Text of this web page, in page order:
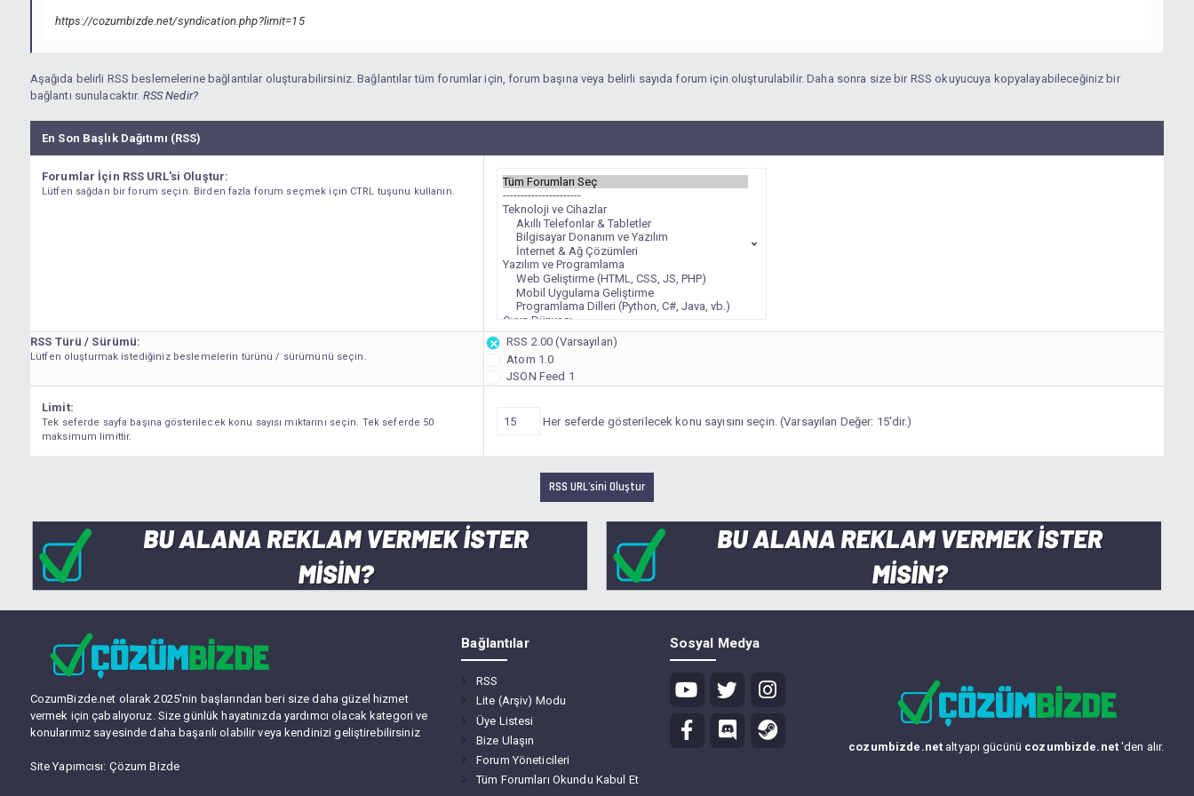
https://cozumbizde.net/syndication.php?limit=15
Aşağıda belirli RSS beslemelerine bağlantılar oluşturabilirsiniz. Bağlantılar tüm forumlar için, forum başına veya belirli sayıda forum için oluşturulabilir. Daha sonra size bir RSS okuyucuya kopyalayabileceğiniz bir
bağlantı sunulacaktır. RSS Nedir?
En Son Başlık Dağıtımı (RSS)
Forumlar İçin RSS URL'si Oluştur:
Lütfen sağdan bir forum seçin. Birden fazla forum seçmek için CTRL tuşunu kullanın.
RSS Türü / Sürümü:
Lütfen oluşturmak istediğiniz beslemelerin türünü / sürümünü seçin.
RSS 2.00 (Varsayılan)
Atom 1.0
JSON Feed 1
Limit:
Tek seferde sayfa başına gösterilecek konu sayısı miktarını seçin. Tek seferde 50
maksimum limittir.
Her seferde gösterilecek konu sayısını seçin. (Varsayılan Değer: 15'dir.)
CozumBizde.net olarak 2025'nin başlarından beri size daha güzel hizmet
vermek için çabalıyoruz. Size günlük hayatınızda yardımcı olacak kategori ve
konularımız sayesinde daha başarılı olabilir veya kendinizi geliştirebilirsiniz
Site Yapımcısı: Çözum Bizde
Bağlantılar
RSS
Lite (Arşiv) Modu
Üye Listesi
Bize Ulaşın
Forum Yöneticileri
Tüm Forumları Okundu Kabul Et
Sosyal Medya
cozumbizde.net altyapı gücünü cozumbizde.net'den alır.